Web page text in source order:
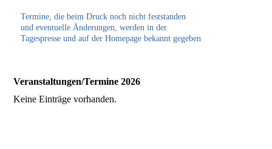
Termine, die beim Druck noch nicht feststanden
und eventuelle Änderungen, werden in der
Tagespresse und auf der Homepage bekannt gegeben
Veranstaltungen/Termine 2026
Keine Einträge vorhanden.